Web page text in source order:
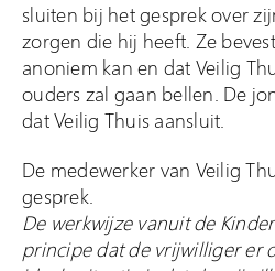
sluiten bij het gesprek over
zorgen die hij heeft. Ze
anoniem kan en dat Veilig
ouders zal gaan bellen. De
dat Veilig Thuis aansluit.
De medewerker van Veilig
gesprek.
De werkwijze vanuit de
principe dat de vrijwilliger er